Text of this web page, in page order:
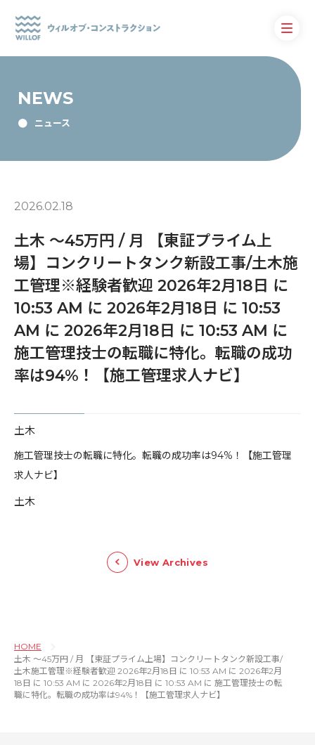
NEWS
ニュース
2026.02.18
土木 〜45万円 / 月 【東証プライム上
場】コンクリートタンク新設工事/土木施
工管理※経験者歓迎 2026年2月18日 に
10:53 AM に 2026年2月18日 に 10:53
AM に 2026年2月18日 に 10:53 AM に
施工管理技士の転職に特化。転職の成功
率は94%！【施工管理求人ナビ】
土木
​施工管理技士の転職に特化。転職の成功率は94%！【施工管理
求人ナビ】
土木
View Archives
HOME
土木 〜45万円 / 月 【東証プライム上場】コンクリートタンク新設工事/
土木施工管理※経験者歓迎 2026年2月18日 に 10:53 AM に 2026年2月
18日 に 10:53 AM に 2026年2月18日 に 10:53 AM に 施工管理技士の転
職に特化。転職の成功率は94%！【施工管理求人ナビ】